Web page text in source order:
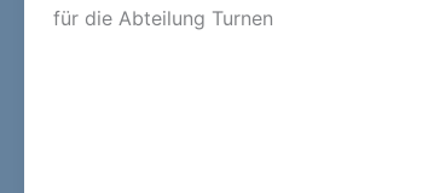
für die Abteilung Turnen